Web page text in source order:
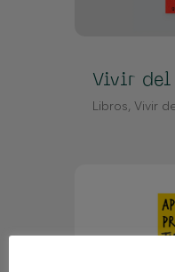
Vivir del
Libros, Vivir